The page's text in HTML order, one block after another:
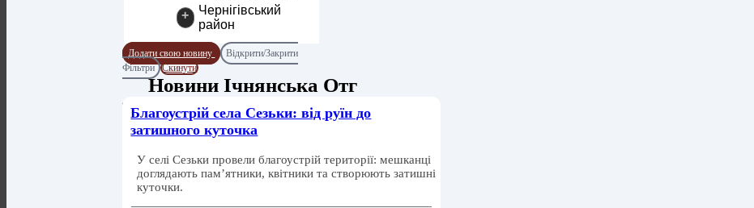
+
Чернігівський
район
Додати свою новину
Відкрити/Закрити
Фільтри
Скинути
Новини Ічнянська Отг
Благоустрій села Сезьки: від руїн до
затишного куточка
У селі Сезьки провели благоустрій території: мешканці
доглядають пам’ятники, квітники та створюють затишні
куточки.